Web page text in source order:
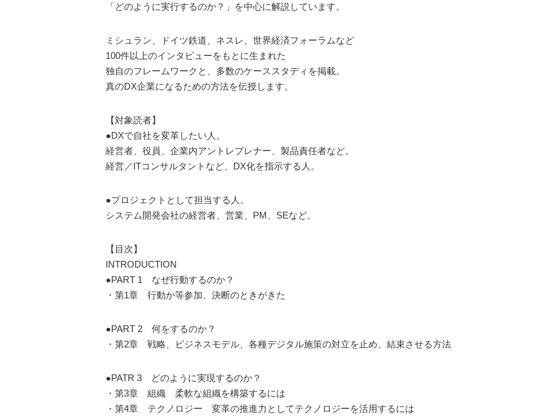
「どのように実行するのか？」を中心に解説しています。
ミシュラン、ドイツ鉄道、ネスレ、世界経済フォーラムなど
100件以上のインタビューをもとに生まれた
独自のフレームワークと、多数のケーススタディを掲載。
真のDX企業になるための方法を伝授します。
【対象読者】
●DXで自社を変革したい人。
経営者、役員、企業内アントレプレナー、製品責任者など。
経営／ITコンサルタントなど、DX化を指示する人。
●プロジェクトとして担当する人。
システム開発会社の経営者、営業、PM、SEなど。
【目次】
INTRODUCTION
●PART 1 なぜ行動するのか？
・第1章 行動か等参加、決断のときがきた
●PART 2 何をするのか？
・第2章 戦略、ビジネスモデル、各種デジタル施策の対立を止め、結束させる方法
●PATR 3 どのように実現するのか？
・第3章 組織 柔軟な組織を構築するには
・第4章 テクノロジー 変革の推進力としてテクノロジーを活用するには